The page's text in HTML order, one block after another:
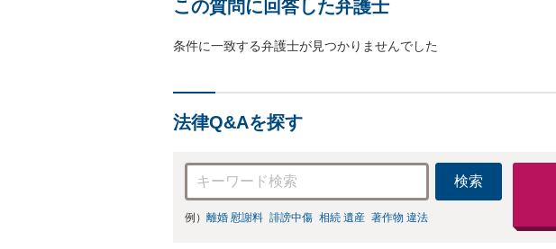
この質問に回答した弁護士
条件に一致する弁護士が見つかりませんでした
法律Q&Aを探す
検索
例） 離婚 慰謝料 誹謗中傷 相続 遺産 著作物 違法